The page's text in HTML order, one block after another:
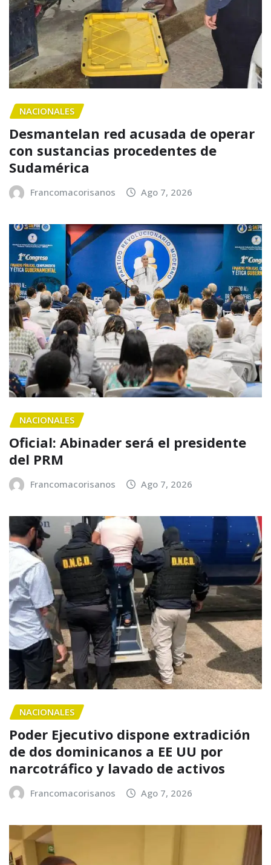
NACIONALES
Desmantelan red acusada de operar
con sustancias procedentes de
Sudamérica
Francomacorisanos Ago 7, 2026
NACIONALES
Oficial: Abinader será el presidente
del PRM
Francomacorisanos Ago 7, 2026
NACIONALES
Poder Ejecutivo dispone extradición
de dos dominicanos a EE UU por
narcotráfico y lavado de activos
Francomacorisanos Ago 7, 2026